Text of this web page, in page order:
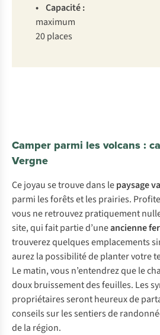
• Capacité :
maximum
20 places
Camper parmi les volcans :
Vergne
Ce joyau se trouve dans lepaysage
parmi les forêts et les prairies.
vous ne retrouvez pratiquement
site, qui fait partie d’uneancienne
trouverez quelques emplacements
aurez la possibilité de planter votre
Le matin, vous n’entendrez que le
doux bruissement des feuilles. Les
propriétaires seront heureux de
conseils sur les sentiers de
de la région.